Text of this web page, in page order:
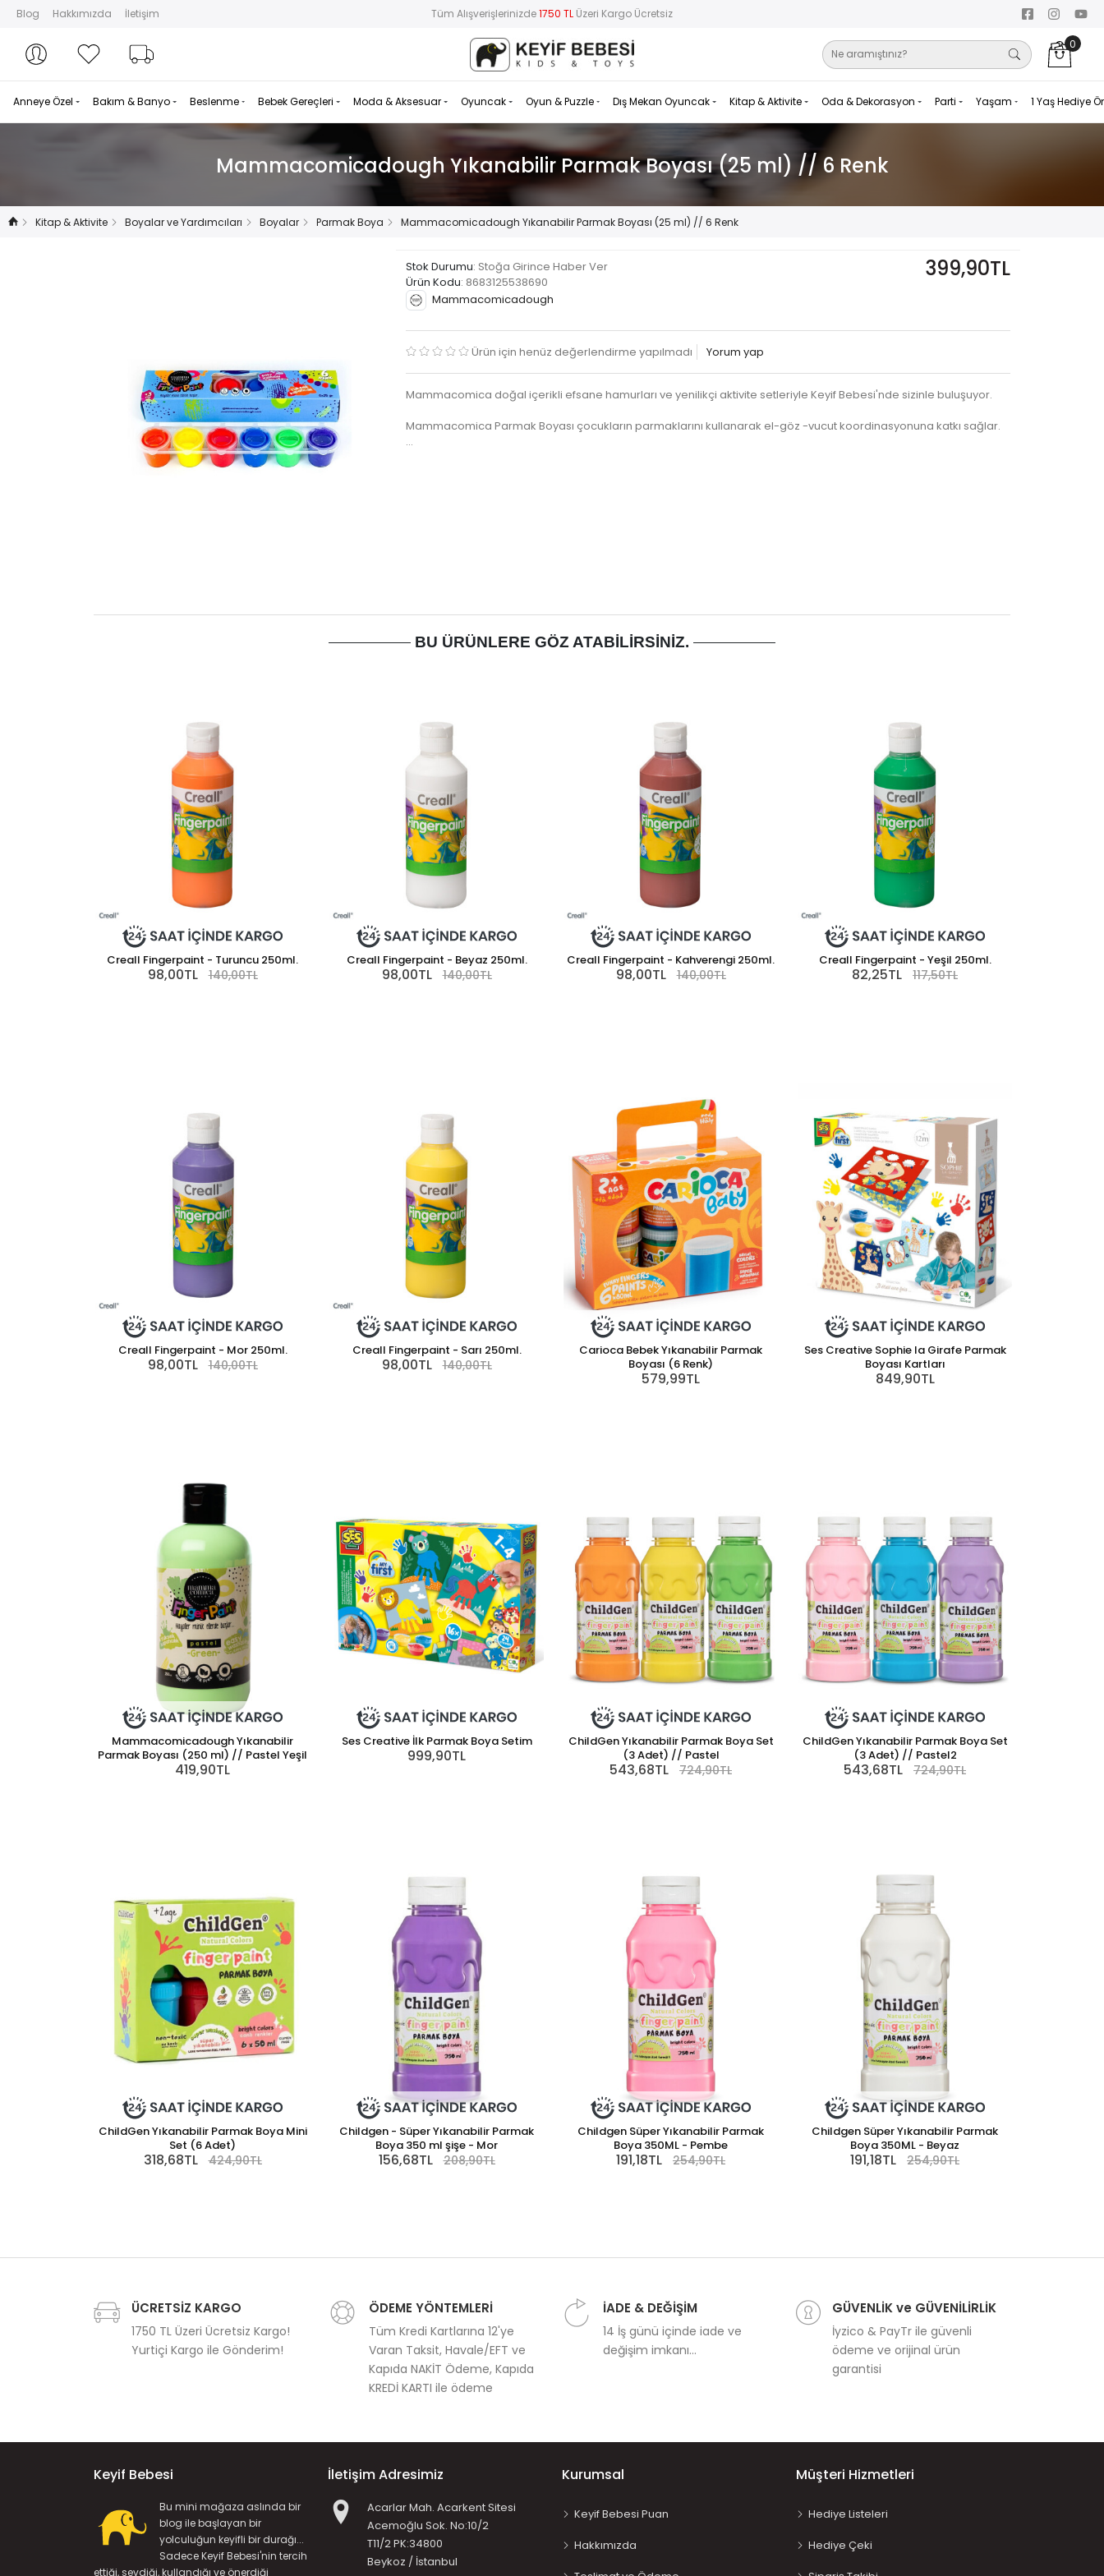
Blog Hakkımızda İletişim Tüm Alışverişlerinizde1750 TL Üzeri Kargo Ücretsiz
Hesabım
Hesabım Favorilerim 0
Anneye Özel Bakım & Banyo Beslenme Bebek Gereçleri Moda & Aksesuar Oyuncak Oyun & Puzzle Dış Mekan Oyuncak Kitap & Aktivite Oda & Dekorasyon Parti Yaşam 1 Yaş Hediye
Mammacomicadough Yıkanabilir Parmak Boyası (25 ml) // 6 Renk
Kitap & Aktivite Boyalar ve Yardımcıları Boyalar Parmak Boya Mammacomicadough Yıkanabilir Parmak Boyası (25 ml) // 6 Renk
Stok Durumu: Stoğa Girince Haber Ver
Ürün Kodu: 8683125538690
Mammacomicadough
399,90TL
Ürün için henüz değerlendirme yapılmadı Yorum yap
Mammacomica doğal içerikli efsane hamurları ve yenilikçi aktivite setleriyle Keyif Bebesi'nde sizinle buluşuyor.
Mammacomica Parmak Boyası çocukların parmaklarını kullanarak el-göz -vucut koordinasyonuna katkı sağlar.
…
BU ÜRÜNLERE GÖZ ATABILIRSINIZ.
Creall Fingerpaint - Turuncu 250ml.
98,00TL 140,00TL
Creall Fingerpaint - Beyaz 250ml.
98,00TL 140,00TL
Creall Fingerpaint - Kahverengi 250ml.
98,00TL 140,00TL
Creall Fingerpaint - Yeşil 250ml.
82,25TL 117,50TL
Creall Fingerpaint - Mor 250ml.
98,00TL 140,00TL
Creall Fingerpaint - Sarı 250ml.
98,00TL 140,00TL
Carioca Bebek Yıkanabilir Parmak
Boyası (6 Renk)
579,99TL
Ses Creative Sophie la Girafe Parmak
Boyası Kartları
849,90TL
Mammacomicadough Yıkanabilir
Parmak Boyası (250 ml) // Pastel Yeşil
419,90TL
Ses Creative İlk Parmak Boya Setim
999,90TL
ChildGen Yıkanabilir Parmak Boya Set
(3 Adet) // Pastel
543,68TL 724,90TL
ChildGen Yıkanabilir Parmak Boya Set
(3 Adet) // Pastel2
543,68TL 724,90TL
ChildGen Yıkanabilir Parmak Boya Mini
Set (6 Adet)
318,68TL 424,90TL
Childgen - Süper Yıkanabilir Parmak
Boya 350 ml şişe - Mor
156,68TL 208,90TL
Childgen Süper Yıkanabilir Parmak
Boya 350ML - Pembe
191,18TL 254,90TL
Childgen Süper Yıkanabilir Parmak
Boya 350ML - Beyaz
191,18TL 254,90TL
ÜCRETSİZ KARGO
1750 TL Üzeri Ücretsiz Kargo!
Yurtiçi Kargo ile Gönderim!
ÖDEME YÖNTEMLERİ
Tüm Kredi Kartlarına 12'ye
Varan Taksit, Havale/EFT ve
Kapıda NAKİT Ödeme, Kapıda
KREDİ KARTI ile ödeme
İADE & DEĞİŞİM
14 İş günü içinde iade ve
değişim imkanı...
GÜVENLİK ve GÜVENİLİRLİK
İyzico & PayTr ile güvenli
ödeme ve orijinal ürün
garantisi
Keyif Bebesi
Bu mini mağaza aslında bir
blog ile başlayan bir
yolculuğun keyifli bir durağı...
Sadece Keyif Bebesi'nin tercih
ettiği, sevdiği, kullandığı ve önerdiği
İletişim Adresimiz
Acarlar Mah. Acarkent Sitesi
Acemoğlu Sok. No:10/2
T11/2 PK:34800
Beykoz / İstanbul
Kurumsal
Keyif Bebesi Puan
Hakkımızda
Müşteri Hizmetleri
Hediye Listeleri
Hediye Çeki